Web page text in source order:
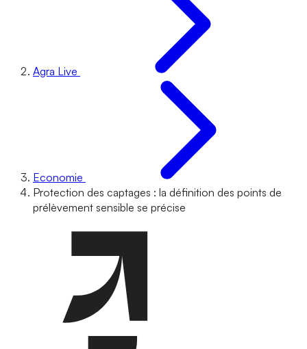
Agra Live
Economie
Protection des captages : la définition des points de
prélèvement sensible se précise